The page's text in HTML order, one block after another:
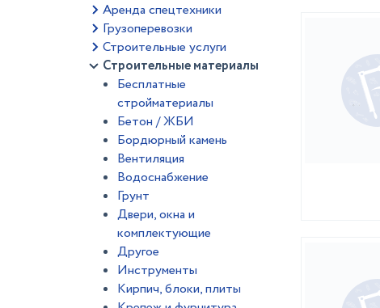
Аренда спецтехники
Грузоперевозки
Строительные услуги
Строительные материалы
Бесплатные
стройматериалы
Бетон / ЖБИ
Бордюрный камень
Вентиляция
Водоснабжение
Грунт
Двери, окна и
комплектующие
Другое
Инструменты
Кирпич, блоки, плиты